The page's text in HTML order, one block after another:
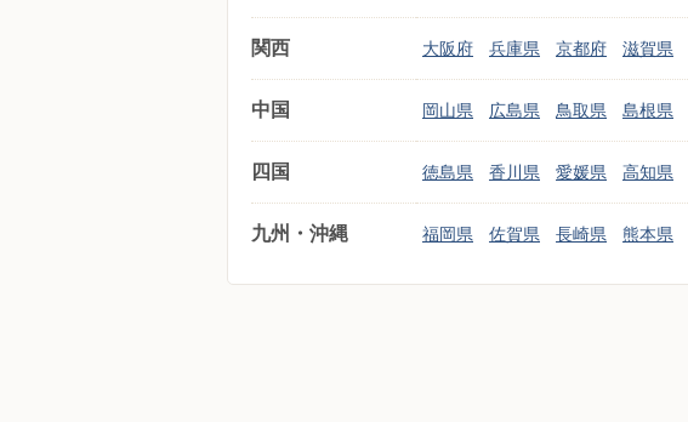
関西 大阪府 兵庫県 京都府 滋賀県
中国 岡山県 広島県 鳥取県 島根県
四国 徳島県 香川県 愛媛県 高知県
九州・沖縄 福岡県 佐賀県 長崎県 熊本県